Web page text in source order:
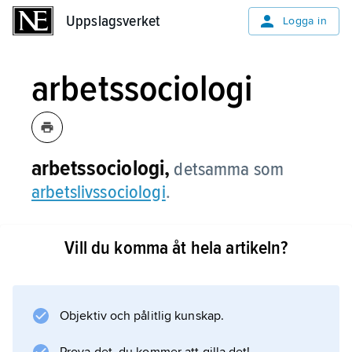
Uppslagsverket Logga in
arbetssociologi
arbetssociologi, detsamma som
arbetslivssociologi.
Vill du komma åt hela artikeln?
Objektiv och pålitlig kunskap.